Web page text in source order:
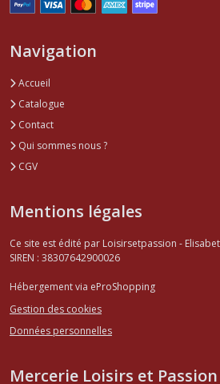
Navigation
Accueil
Catalogue
Contact
Qui sommes nous ?
CGV
Mentions légales
Ce site est édité par Loisirsetpassion -
SIREN : 38307642900026
Hébergement via eProShopping
Gestion des cookies
Données personnelles
Mercerie Loisirs et Passion